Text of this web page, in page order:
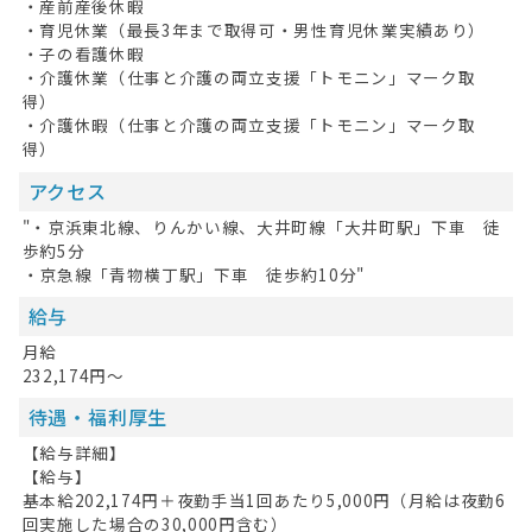
・産前産後休暇
・育児休業（最長3年まで取得可・男性育児休業実績あり）
・子の看護休暇
・介護休業（仕事と介護の両立支援「トモニン」マーク取
得）
・介護休暇（仕事と介護の両立支援「トモニン」マーク取
得）
アクセス
"・京浜東北線、りんかい線、大井町線「大井町駅」下車 徒
歩約5分
・京急線「青物横丁駅」下車 徒歩約10分"
給与
月給
232,174円～
待遇・福利厚生
【給与詳細】
【給与】
基本給202,174円＋夜勤手当1回あたり5,000円（月給は夜勤6
回実施した場合の30,000円含む）